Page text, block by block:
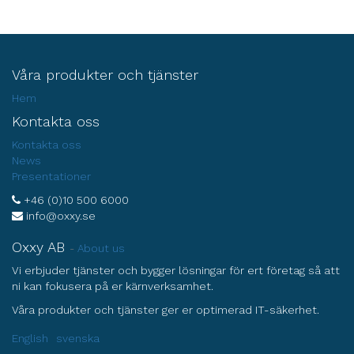
Våra produkter och tjänster
Hem
Kontakta oss
Kontakta oss
News
Presentationer
+46 (0)10 500 6000
info@oxxy.se
Oxxy AB - About us
Vi erbjuder tjänster och bygger lösningar för ert företag så att
ni kan fokusera på er kärnverksamhet.
Våra produkter och tjänster ger er optimerad IT-säkerhet.
English svenska